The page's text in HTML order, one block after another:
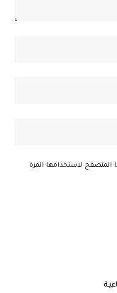
المتصفح لاستخدامها المرة